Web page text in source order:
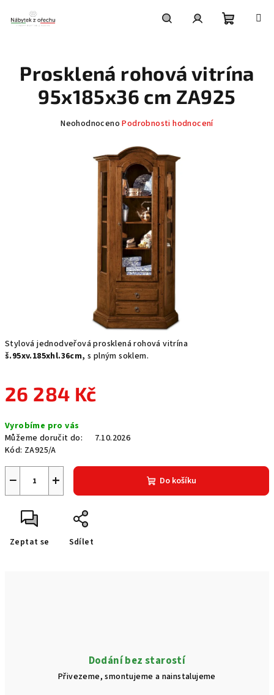
obsah
košík
Stylová jednodveřová prosklená rohová vitrína
š.95xv.185xhl.36cm, s plným soklem.
26 284 Kč
cena:
Vyrobíme pro vás
Můžeme doručit do:
7.10.2026
Kód: ZA925/A
+
− Do košíku
Zeptat se Sdílet
Prosklená rohová vitrína
95x185x36 cm ZA925
Průměrné
hvězdiček.
Neohodnoceno Podrobnosti hodnocení
Dodání bez starostí
Přivezeme, smontujeme a nainstalujeme